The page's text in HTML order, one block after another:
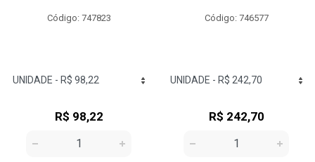
Código: 746577
R$ 242,70
Código: 734826
R$ 166,63